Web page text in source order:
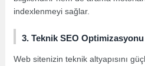
indexlenmeyi sağlar.
3. Teknik SEO Optimizasyonu
Web sitenizin teknik altyapısını